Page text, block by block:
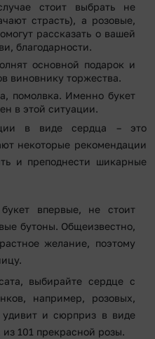
стоит выбрать не
страсть), а розовые,
рассказать о вашей
благодарности.
основной подарок и
виновнику торжества.
помолвка. Именно букет
в этой ситуации.
в виде сердца – это
некоторые рекомендации
и преподнести шикарные
впервые, не стоит
бутоны. Общеизвестно,
желание, поэтому
выбирайте сердце с
например, розовых,
и сюрприз в виде
101 прекрасной розы.